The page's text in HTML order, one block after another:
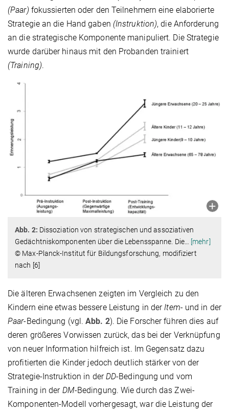
(Paar) fokussierten oder den Teilnehmern eine elaborierte
Strategie an die Hand gaben (Instruktion), die Anforderung
an die strategische Komponente manipuliert. Die Strategie
wurde darüber hinaus mit den Probanden trainiert
(Training).
Abb. 2: Dissoziation von strategischen und assoziativen
Gedächtniskomponenten über die Lebensspanne. Die… [mehr]
© Max-Planck-Institut für Bildungsforschung, modifiziert
nach [6]
Die älteren Erwachsenen zeigten im Vergleich zu den
Kindern eine etwas bessere Leistung in der Item- und in der
Paar-Bedingung (vgl.Abb. 2). Die Forscher führen dies auf
deren größeres Vorwissen zurück, das bei der Verknüpfung
von neuer Information hilfreich ist. Im Gegensatz dazu
profitierten die Kinder jedoch deutlich stärker von der
Strategie-Instruktion in derDD-Bedingung und vom
Training in der DM-Bedingung. Wie durch das Zwei-
Komponenten-Modell vorhergesagt, war die Leistung der